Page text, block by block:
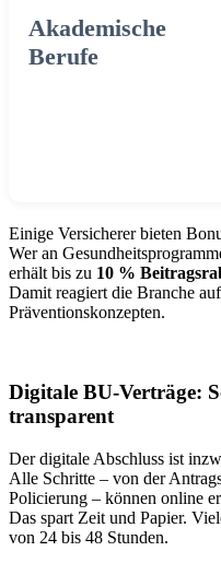
Akademische
Berufe
Einige Versicherer bieten
Wer an
erhält bis zu 10 %
Damit reagiert die Branche
Präventionskonzepten.
Digitale BU-Verträge:
transparent
Der digitale Abschluss ist
Alle Schritte – von der
Policierung – können online
Das spart Zeit und Papier.
von 24 bis 48 Stunden.